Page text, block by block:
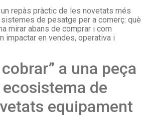
repàs pràctic de les novetats més
de pesatge per a comerç: què
mirar abans de comprar i com
impactar en vendes, operativa i
a una peça
de
equipament